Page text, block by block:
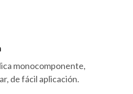
monocomponente,
de fácil aplicación.